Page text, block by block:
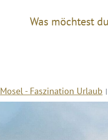
Was möchtest
Mosel - Faszination Urlaub